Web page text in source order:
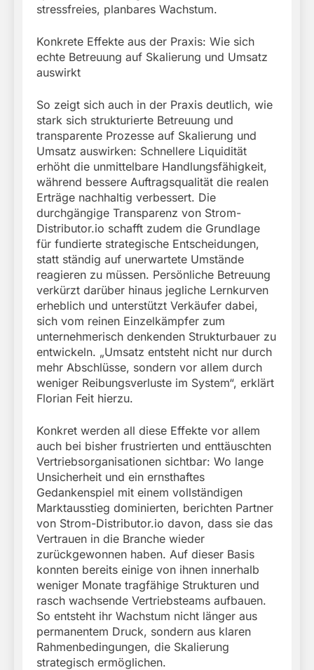
stressfreies, planbares Wachstum.
Konkrete Effekte aus der Praxis: Wie sich
echte Betreuung auf Skalierung und Umsatz
auswirkt
So zeigt sich auch in der Praxis deutlich, wie
stark sich strukturierte Betreuung und
transparente Prozesse auf Skalierung und
Umsatz auswirken: Schnellere Liquidität
erhöht die unmittelbare Handlungsfähigkeit,
während bessere Auftragsqualität die realen
Erträge nachhaltig verbessert. Die
durchgängige Transparenz von Strom-
Distributor.io schafft zudem die Grundlage
für fundierte strategische Entscheidungen,
statt ständig auf unerwartete Umstände
reagieren zu müssen. Persönliche Betreuung
verkürzt darüber hinaus jegliche Lernkurven
erheblich und unterstützt Verkäufer dabei,
sich vom reinen Einzelkämpfer zum
unternehmerisch denkenden Strukturbauer zu
entwickeln. „Umsatz entsteht nicht nur durch
mehr Abschlüsse, sondern vor allem durch
weniger Reibungsverluste im System“, erklärt
Florian Feit hierzu.
Konkret werden all diese Effekte vor allem
auch bei bisher frustrierten und enttäuschten
Vertriebsorganisationen sichtbar: Wo lange
Unsicherheit und ein ernsthaftes
Gedankenspiel mit einem vollständigen
Marktausstieg dominierten, berichten Partner
von Strom-Distributor.io davon, dass sie das
Vertrauen in die Branche wieder
zurückgewonnen haben. Auf dieser Basis
konnten bereits einige von ihnen innerhalb
weniger Monate tragfähige Strukturen und
rasch wachsende Vertriebsteams aufbauen.
So entsteht ihr Wachstum nicht länger aus
permanentem Druck, sondern aus klaren
Rahmenbedingungen, die Skalierung
strategisch ermöglichen.